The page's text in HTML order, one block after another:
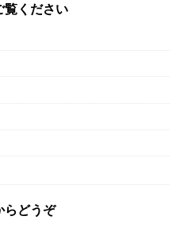
覧ください
らどうぞ